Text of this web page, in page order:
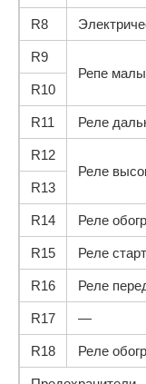
R8
R9
Репе
R10
R11 Реле
R12
Реле
R13
R14 Реле
R15 Реле
R16 Реле
R17 —
R18 Реле